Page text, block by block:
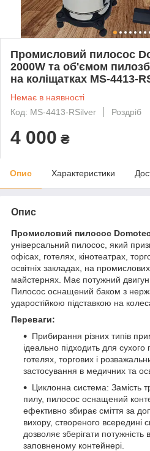
Промисловий пилосос
2000W та об'ємом
на коліщатках MS-4413-
Немає в наявності
Код: MS-4413-RSilver
Роздріб
4 000 ₴
Опис Характеристики
Опис
Промисловий пилосос
універсальний пилосос, який
офісах, готелях, кінотеатрах,
освітніх закладах, на
майстернях. Має потужний двигун
Пилосос оснащений баком з
ударостійкою підставкою на
Переваги:
Прибирання різних типів
ідеально підходить для
готелях, торгових і
застосування в медичних та
Циклонна система: Замість
пилу, пилосос оснащений
ефективно збирає сміття за
вихору, створеного всередині
дозволяє зберігати потужність
заповненому контейнері.